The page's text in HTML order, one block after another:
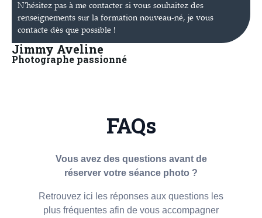
N'hésitez pas à me contacter si vous souhaitez des
renseignements sur la formation nouveau-né, je vous
contacte dès que possible !
Jimmy Aveline
Photographe passionné
FAQs
Vous avez des questions avant de
réserver votre séance photo ?
Retrouvez ici les réponses aux questions les
plus fréquentes afin de vous accompagner